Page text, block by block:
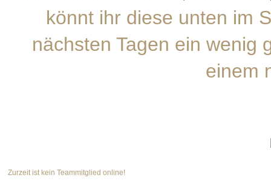
könnt ihr diese unten im
nächsten Tagen ein wenig
einem
Zurzeit ist kein Teammitglied online!